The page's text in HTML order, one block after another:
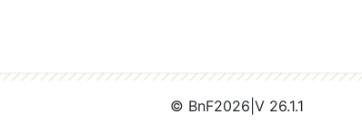
© BnF2026 V 26.1.1